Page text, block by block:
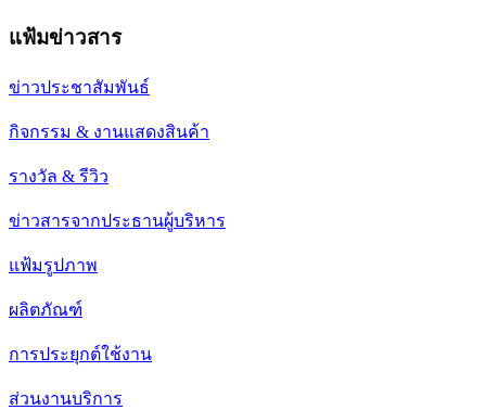
แฟ้มข่าวสาร
ข่าวประชาสัมพันธ์
กิจกรรม & งานแสดงสินค้า
รางวัล & รีวิว
ข่าวสารจากประธานผู้บริหาร
แฟ้มรูปภาพ
ผลิตภัณฑ์
การประยุกต์ใช้งาน
ส่วนงานบริการ